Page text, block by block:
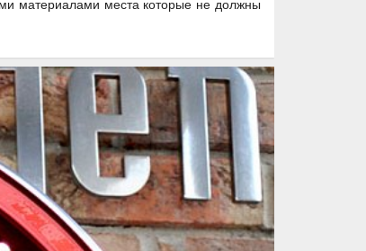
материалами места которые не должны